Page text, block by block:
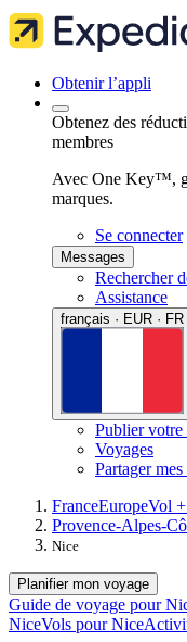
Obtenir l’appli
Obtenez des
membres
Avec One Key™,
marques.
Se connecter
Messages
Rechercher
Assistance
français · EUR · FR
Publier votre
Voyages
Partager
FranceEuropeVol
Provence-Alpes-
Nice
Planifier mon voyage
Guide de voyage pour
NiceVols pour Nice